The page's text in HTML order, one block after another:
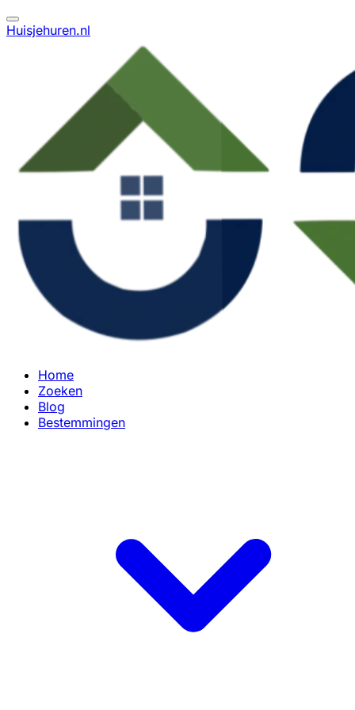
Huisjehuren.nl
Home
Zoeken
Blog
Bestemmingen